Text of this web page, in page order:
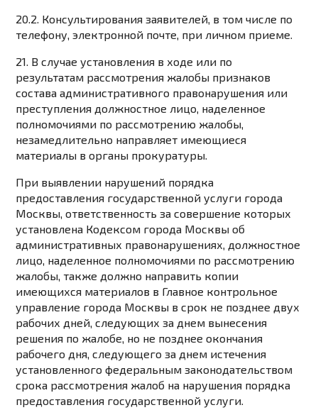
20.2. Консультирования заявителей, в том числе по
телефону, электронной почте, при личном приеме.
21. В случае установления в ходе или по
результатам рассмотрения жалобы признаков
состава административного правонарушения или
преступления должностное лицо, наделенное
полномочиями по рассмотрению жалобы,
незамедлительно направляет имеющиеся
материалы в органы прокуратуры.
При выявлении нарушений порядка
предоставления государственной услуги города
Москвы, ответственность за совершение которых
установлена Кодексом города Москвы об
административных правонарушениях, должностное
лицо, наделенное полномочиями по рассмотрению
жалобы, также должно направить копии
имеющихся материалов в Главное контрольное
управление города Москвы в срок не позднее двух
рабочих дней, следующих за днем вынесения
решения по жалобе, но не позднее окончания
рабочего дня, следующего за днем истечения
установленного федеральным законодательством
срока рассмотрения жалоб на нарушения порядка
предоставления государственной услуги.